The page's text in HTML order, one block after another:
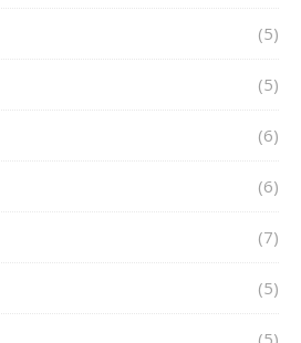
(5)
(5)
(6)
(6)
(7)
(5)
(5)